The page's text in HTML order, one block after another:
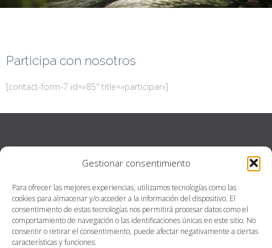
Gestionar consentimiento
Para ofrecer las mejores experiencias, utilizamos tecnologías como las
cookies para almacenar y/o acceder a la información del dispositivo. El
consentimiento de estas tecnologías nos permitirá procesar datos como el
comportamiento de navegación o las identificaciones únicas en este sitio. No
consentir o retirar el consentimiento, puede afectar negativamente a ciertas
características y funciones.
Participa con nosotros
[contact-form-7 id=»85″ title=»participar»]
PROYECTO
DÓNDE ESTAMOS
POLÍTICA PRIVACIDAD